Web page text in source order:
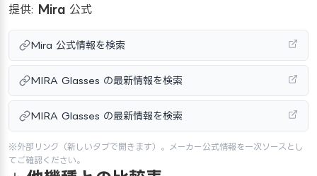
提供: Mira 公式
Mira 公式情報を検索
MIRA Glasses の最新情報を検索
MIRA Glasses の最新情報を検索
※外部リンク（新しいタブで開きます）。メーカー公式情報を一次ソースとし
てご確認ください。